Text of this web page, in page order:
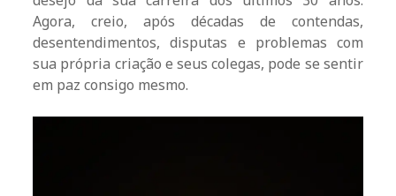
Agora, creio, após décadas de contendas,
desentendimentos, disputas e problemas com
sua própria criação e seus colegas, pode se sentir
em paz consigo mesmo.